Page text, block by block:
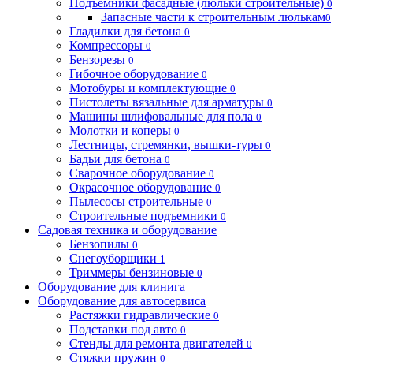
Подъемники фасадные (люльки строительные) 0
Запасные части к строительным люлькам0
Гладилки для бетона 0
Компрессоры 0
Бензорезы 0
Гибочное оборудование 0
Мотобуры и комплектующие 0
Пистолеты вязальные для арматуры 0
Машины шлифовальные для пола 0
Молотки и коперы 0
Лестницы, стремянки, вышки-туры 0
Бадьи для бетона 0
Сварочное оборудование 0
Окрасочное оборудование 0
Пылесосы строительные 0
Строительные подъемники 0
Садовая техника и оборудование
Бензопилы 0
Снегоуборщики 1
Триммеры бензиновые 0
Оборудование для клинига
Оборудование для автосервиса
Растяжки гидравлические 0
Подставки под авто 0
Стенды для ремонта двигателей 0
Стяжки пружин 0